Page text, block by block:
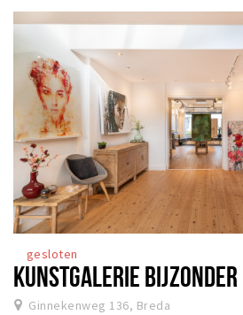
gesloten
KUNSTGALERIE BIJZONDER
Ginnekenweg 136, Breda